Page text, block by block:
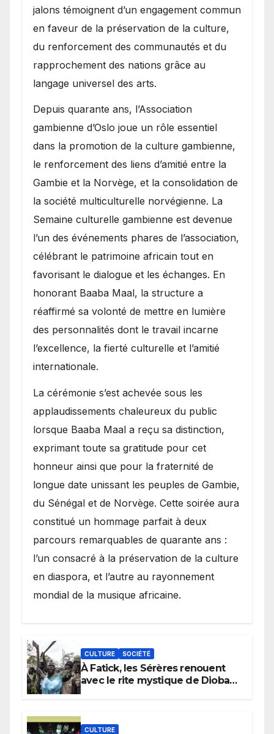
jalons témoignent d’un engagement commun
en faveur de la préservation de la culture,
du renforcement des communautés et du
rapprochement des nations grâce au
langage universel des arts.
​Depuis quarante ans, l’Association
gambienne d’Oslo joue un rôle essentiel
dans la promotion de la culture gambienne,
le renforcement des liens d’amitié entre la
Gambie et la Norvège, et la consolidation de
la société multiculturelle norvégienne. La
Semaine culturelle gambienne est devenue
l’un des événements phares de l’association,
célébrant le patrimoine africain tout en
favorisant le dialogue et les échanges. En
honorant Baaba Maal, la structure a
réaffirmé sa volonté de mettre en lumière
des personnalités dont le travail incarne
l’excellence, la fierté culturelle et l’amitié
internationale.
​La cérémonie s’est achevée sous les
applaudissements chaleureux du public
lorsque Baaba Maal a reçu sa distinction,
exprimant toute sa gratitude pour cet
honneur ainsi que pour la fraternité de
longue date unissant les peuples de Gambie,
du Sénégal et de Norvège. Cette soirée aura
constitué un hommage parfait à deux
parcours remarquables de quarante ans :
l’un consacré à la préservation de la culture
en diaspora, et l’autre au rayonnement
mondial de la musique africaine.
CULTURE SOCIÉTÉ
À Fatick, les Sérères renouent
avec le rite mystique de Diobaye
CULTURE